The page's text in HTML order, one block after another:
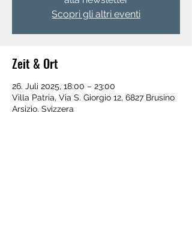
Scopri gli altri eventi
Zeit & Ort
26. Juli 2025, 18:00 – 23:00
Villa Patria, Via S. Giorgio 12, 6827 Brusino
Arsizio, Svizzera